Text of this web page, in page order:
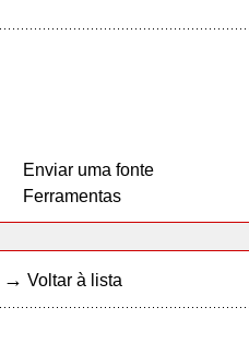
Enviar uma fonte
Ferramentas
→ Voltar à lista